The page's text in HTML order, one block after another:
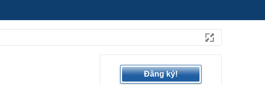
Đăng ký!